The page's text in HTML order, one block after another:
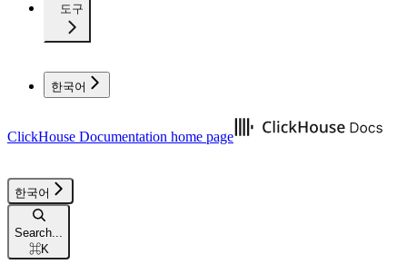
도구
한국어
ClickHouse Documentation home page
한국어
Search...
⌘K